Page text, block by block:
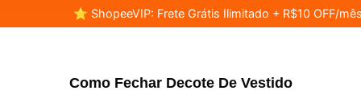
⭐ ShopeeVIP: Frete Grátis Ilimitado + R$10 OFF/
Como Fechar Decote De Vestido